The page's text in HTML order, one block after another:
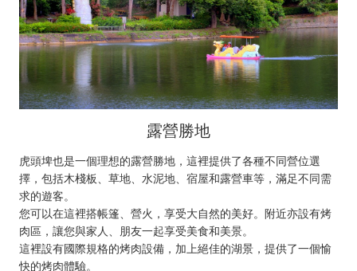
露營勝地
虎頭埤也是一個理想的露營勝地，這裡提供了各種不同營位選
擇，包括木棧板、草地、水泥地、宿屋和露營車等，滿足不同需
求的遊客。
您可以在這裡搭帳篷、營火，享受大自然的美好。附近亦設有烤
肉區，讓您與家人、朋友一起享受美食和美景。
這裡設有國際規格的烤肉設備，加上絕佳的湖景，提供了一個愉
快的烤肉體驗。